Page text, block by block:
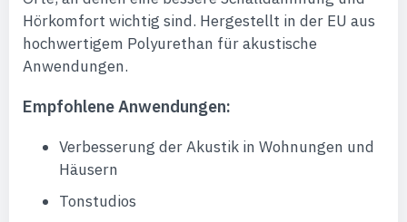
Hörkomfort wichtig sind. Hergestellt in der EU aus
hochwertigem Polyurethan für akustische
Anwendungen.
Empfohlene Anwendungen:
Verbesserung der Akustik in Wohnungen und
Häusern
Tonstudios